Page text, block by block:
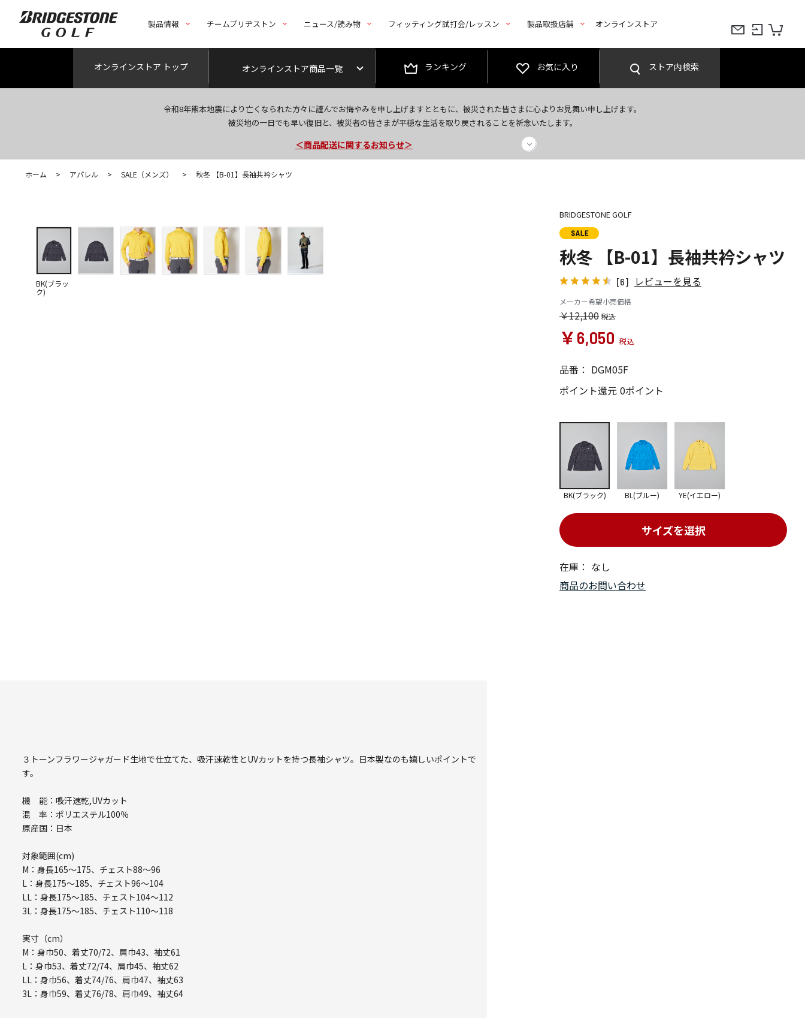
製品情報 チームブリヂストン ニュース/読み物 フィッティング試打会/レッスン 製品取扱店舗 オンラインストア
オンラインストア トップ オンラインストア商品一覧 ランキング お気に入り ストア内検索
令和8年熊本地震により亡くなられた方々に謹んでお悔やみを申し上げますとともに、被災された皆さまに心よりお見舞い申し上げます。
被災地の一日でも早い復旧と、被災者の皆さまが平穏な生活を取り戻されることを祈念いたします。
今なら新規会員登録で1,000円OFFクーポンプレゼント！
＜商品配送に関するお知らせ＞
＜夏季休暇中のご注文・発送・お問い合わせ＞
ホーム > アパレル > SALE（メンズ） > 秋冬 【B-01】長袖共衿シャツ
BK(ブラッ
ク)
BRIDGESTONE GOLF
秋冬 【B-01】長袖共衿シャツ
[6] レビューを見る
メーカー希望小売価格
￥12,100
￥6,050
品番： DGM05F
ポイント還元 0ポイント
在庫： なし
サイズを選択
BK(ブラック) BL(ブルー) YE(イエロー)
商品のお問い合わせ
３トーンフラワージャガード生地で仕立てた、吸汗速乾性とUVカットを持つ長袖シャツ。日本製なのも嬉しいポイントで
す。
機 能：吸汗速乾,UVカット
混 率：ポリエステル100％
原産国：日本
対象範囲(cm)
M：身長165～175、チェスト88～96
L：身長175～185、チェスト96～104
LL：身長175～185、チェスト104～112
3L：身長175～185、チェスト110～118
実寸（cm）
M：身巾50、着丈70/72、肩巾43、袖丈61
L：身巾53、着丈72/74、肩巾45、袖丈62
LL：身巾56、着丈74/76、肩巾47、袖丈63
3L：身巾59、着丈76/78、肩巾49、袖丈64